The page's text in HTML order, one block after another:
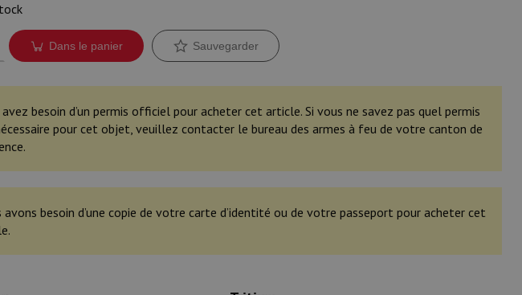
Dans le panier Sauvegarder
avez besoin d’un permis officiel pour acheter cet article. Si vous ne savez pas quel permis
pour cet objet, veuillez contacter le bureau des armes à feu de votre canton de
avons besoin d’une copie de votre carte d’identité ou de votre passeport pour acheter cet